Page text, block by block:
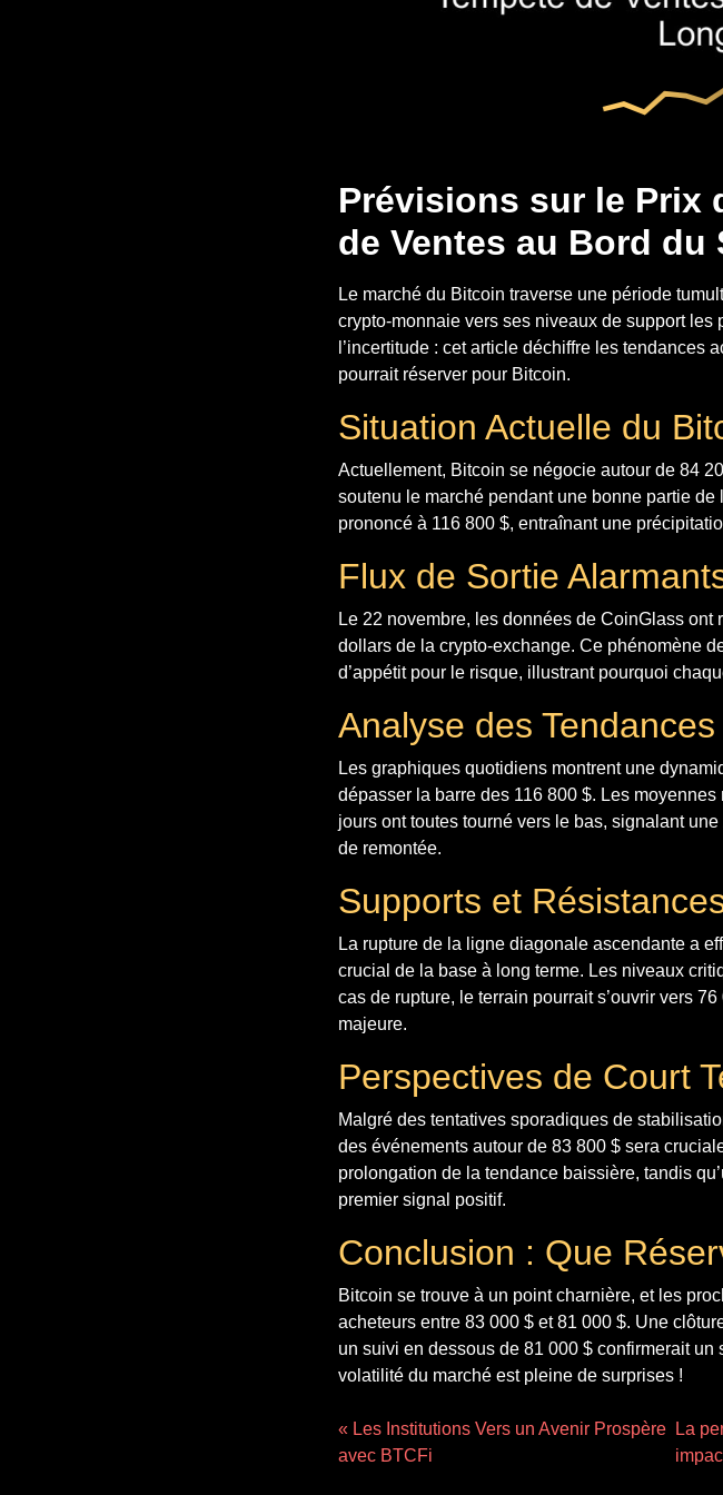
Prévisions sur le Prix
de Ventes au Bord du
Le marché du Bitcoin traverse une période
crypto-monnaie vers ses niveaux de support
l’incertitude : cet article déchiffre les tendances
pourrait réserver pour Bitcoin.
Situation Actuelle du
Actuellement, Bitcoin se négocie autour de 84
soutenu le marché pendant une bonne partie
prononcé à 116 800 $, entraînant une
Flux de Sortie
Le 22 novembre, les données de CoinGlass
dollars de la crypto-exchange. Ce phénomène
d’appétit pour le risque, illustrant pourquoi
Analyse des
Les graphiques quotidiens montrent une
dépasser la barre des 116 800 $. Les
jours ont toutes tourné vers le bas, signalant
de remontée.
Supports et
La rupture de la ligne diagonale ascendante a
crucial de la base à long terme. Les niveaux
cas de rupture, le terrain pourrait s’ouvrir vers
majeure.
Perspectives de Court
Malgré des tentatives sporadiques de
des événements autour de 83 800 $ sera
prolongation de la tendance baissière, tandis
premier signal positif.
Conclusion : Que
Bitcoin se trouve à un point charnière, et les
acheteurs entre 83 000 $ et 81 000 $. Une
un suivi en dessous de 81 000 $ confirmerait
volatilité du marché est pleine de surprises !
« Les Institutions Vers un Avenir Prospère
avec BTCFi
La